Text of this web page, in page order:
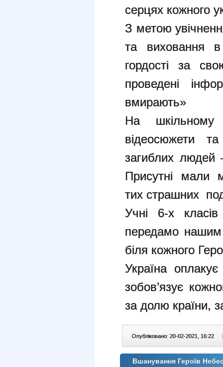
серцях кожного
З метою
та виховання в
гордості за
проведені
вмирають»
На шкільному
відеосюжети
загиблих людей
Присутні мали
тих страшних
Учні 6-х
передамо нашим
біля кожного
Україна
зобов’язує
за долю країни,
Опубліковано: 20-02-2021, 16:22 |
Вшанування Героїв